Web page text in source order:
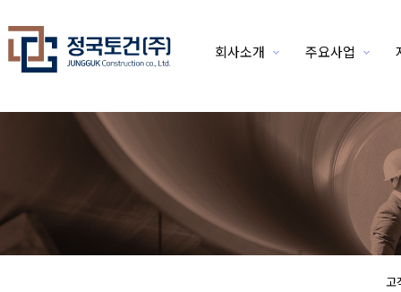
회사소개 주요사업
고